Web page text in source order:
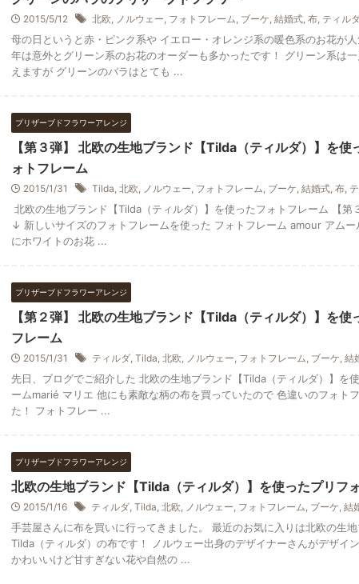
2015/5/12 北欧 ノルウェー フォトフレーム ブーケ 結婚式 布 ティル
母の日というと赤・ピンク系や イエロー・オレンジ系の暖色系のお花が
年は意外とグリーン系のお花のオーダーも多かったです！ グリーン系は
えますが グリーンのバラはとても ...
プリザーブドフラワーアレンジ
【第３弾】 北欧の生地ブランド【Tilda（ティルダ）】を使
ォトフレーム
2015/1/31 Tilda 北欧 ノルウェー フォトフレーム ブーケ 結婚式 布
北欧の生地ブランド【Tilda（ティルダ）】を使ったフォトフレーム 【
↓ 新しいサイズのフォトフレームを使った フォトフレーム amour アム
にホワイトのお花 ...
プリザーブドフラワーアレンジ
【第２弾】 北欧の生地ブランド【Tilda（ティルダ）】を使
フレーム
2015/1/31 ティルダ Tilda 北欧 ノルウェー フォトフレーム ブーケ 結
先日、ブログでご紹介した 北欧の生地ブランド【Tilda（ティルダ）】を
ームmarié マリエ 他にも素敵な柄の布を買っていたので 色違いのフォト
た！ フォトフレー ...
プリザーブドフラワーアレンジ
北欧の生地ブランド【Tilda（ティルダ）】を使ったプリフ
2015/1/16 ティルダ Tilda 北欧 ノルウェー フォトフレーム ブーケ 結
手芸屋さんに布を買いに行ってきました。 最近のお気に入りは北欧の生地
Tilda（ティルダ）の布です！ ノルウェー出身のデザイナーさんがデザイ
かわいいけど甘すぎない花や自然の ...